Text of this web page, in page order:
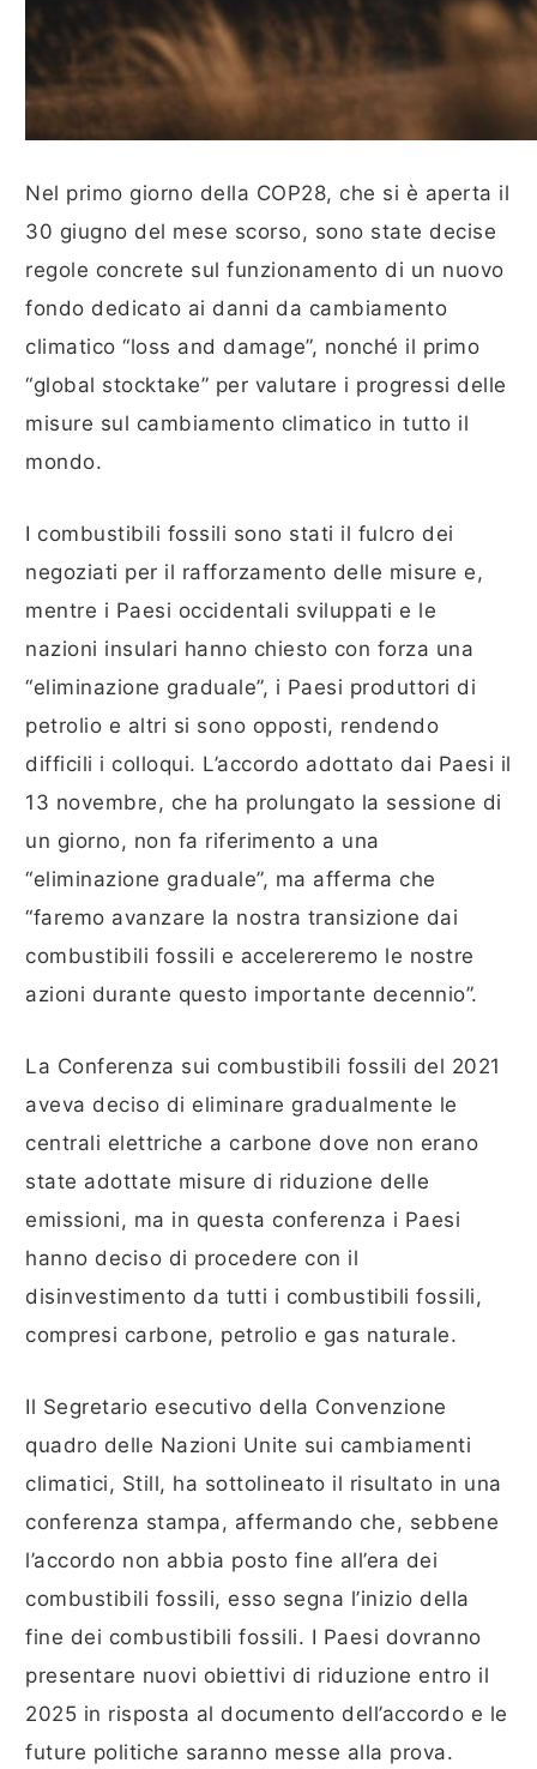
Nel primo giorno della COP28, che si è aperta il
30 giugno del mese scorso, sono state decise
regole concrete sul funzionamento di un nuovo
fondo dedicato ai danni da cambiamento
climatico “loss and damage”, nonché il primo
“global stocktake” per valutare i progressi delle
misure sul cambiamento climatico in tutto il
mondo.
I combustibili fossili sono stati il fulcro dei
negoziati per il rafforzamento delle misure e,
mentre i Paesi occidentali sviluppati e le
nazioni insulari hanno chiesto con forza una
“eliminazione graduale”, i Paesi produttori di
petrolio e altri si sono opposti, rendendo
difficili i colloqui. L’accordo adottato dai Paesi il
13 novembre, che ha prolungato la sessione di
un giorno, non fa riferimento a una
“eliminazione graduale”, ma afferma che
“faremo avanzare la nostra transizione dai
combustibili fossili e accelereremo le nostre
azioni durante questo importante decennio”.
La Conferenza sui combustibili fossili del 2021
aveva deciso di eliminare gradualmente le
centrali elettriche a carbone dove non erano
state adottate misure di riduzione delle
emissioni, ma in questa conferenza i Paesi
hanno deciso di procedere con il
disinvestimento da tutti i combustibili fossili,
compresi carbone, petrolio e gas naturale.
Il Segretario esecutivo della Convenzione
quadro delle Nazioni Unite sui cambiamenti
climatici, Still, ha sottolineato il risultato in una
conferenza stampa, affermando che, sebbene
l’accordo non abbia posto fine all’era dei
combustibili fossili, esso segna l’inizio della
fine dei combustibili fossili. I Paesi dovranno
presentare nuovi obiettivi di riduzione entro il
2025 in risposta al documento dell’accordo e le
future politiche saranno messe alla prova.